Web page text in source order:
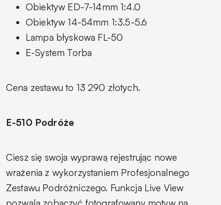
Obiektyw ED-7-14mm 1:4.0
Obiektyw 14-54mm 1:3.5-5.6
Lampa błyskowa FL-50
E-System Torba
Cena zestawu to 13 290 złotych.
E-510 Podróże
Ciesz się swoja wyprawą rejestrując nowe
wrażenia z wykorzystaniem Profesjonalnego
Zestawu Podróżniczego. Funkcja Live View